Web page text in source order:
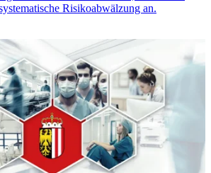
Risikoabwälzung an.